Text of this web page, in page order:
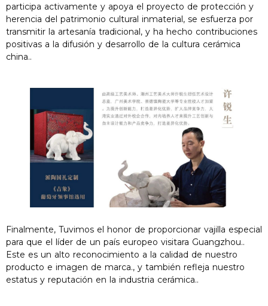
participa activamente y apoya el proyecto de protección y
herencia del patrimonio cultural inmaterial, se esfuerza por
transmitir la artesanía tradicional, y ha hecho contribuciones
positivas a la difusión y desarrollo de la cultura cerámica
china..
Finalmente, Tuvimos el honor de proporcionar vajilla especial
para que el líder de un país europeo visitara Guangzhou..
Este es un alto reconocimiento a la calidad de nuestro
producto e imagen de marca., y también refleja nuestro
estatus y reputación en la industria cerámica..